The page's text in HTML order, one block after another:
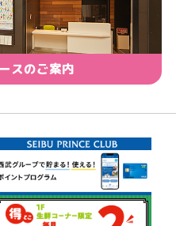
スのご案内